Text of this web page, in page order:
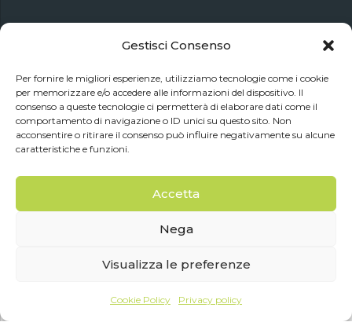
Gestisci Consenso
Per fornire le migliori esperienze, utilizziamo tecnologie come i cookie
per memorizzare e/o accedere alle informazioni del dispositivo. Il
consenso a queste tecnologie ci permetterà di elaborare dati come il
comportamento di navigazione o ID unici su questo sito. Non
acconsentire o ritirare il consenso può influire negativamente su alcune
caratteristiche e funzioni.
Accetta
Nega
Visualizza le preferenze
Cookie Policy Privacy policy
Reserved. Designed byWebvox.it